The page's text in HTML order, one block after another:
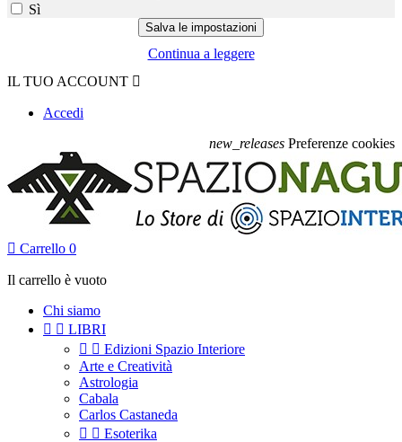
Sì
Continua a leggere
IL TUO ACCOUNT 
Accedi
new_releases Preferenze cookies
 Carrello 0
Il carrello è vuoto
Chi siamo
  LIBRI
  Edizioni Spazio Interiore
Arte e Creatività
Astrologia
Cabala
Carlos Castaneda
  Esoterika